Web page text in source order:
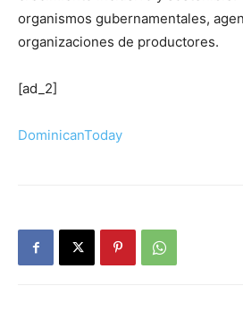
organismos gubernamentales,
organizaciones de productores.
[ad_2]
DominicanToday